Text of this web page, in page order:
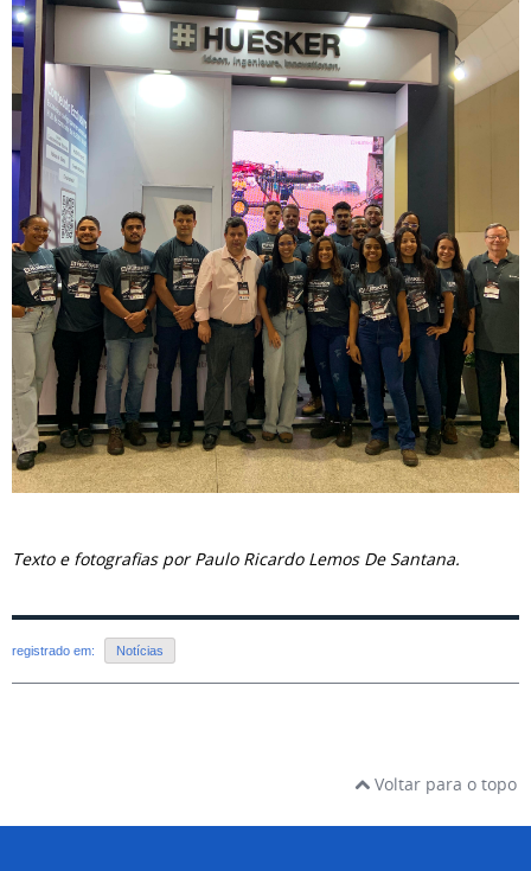
Texto e fotografias por Paulo Ricardo Lemos De Santana.
registrado em: Notícias
Voltar para o topo